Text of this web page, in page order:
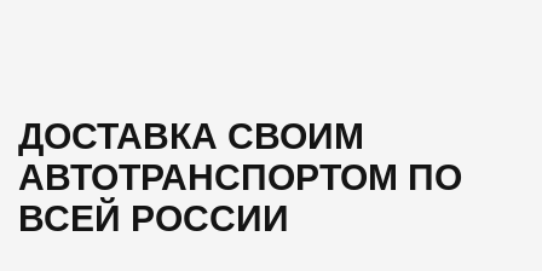
ДОСТАВКА СВОИМ
АВТОТРАНСПОРТОМ ПО
ВСЕЙ РОССИИ